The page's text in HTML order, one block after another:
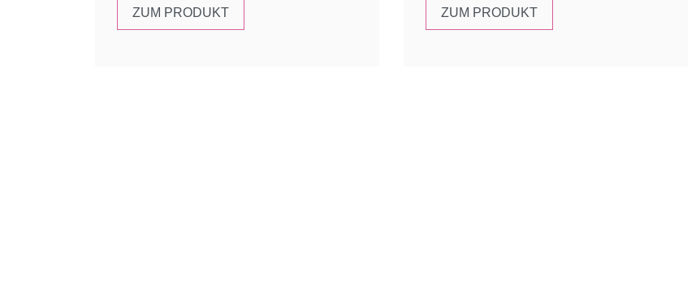
ZUM PRODUKT ZUM PRODUKT